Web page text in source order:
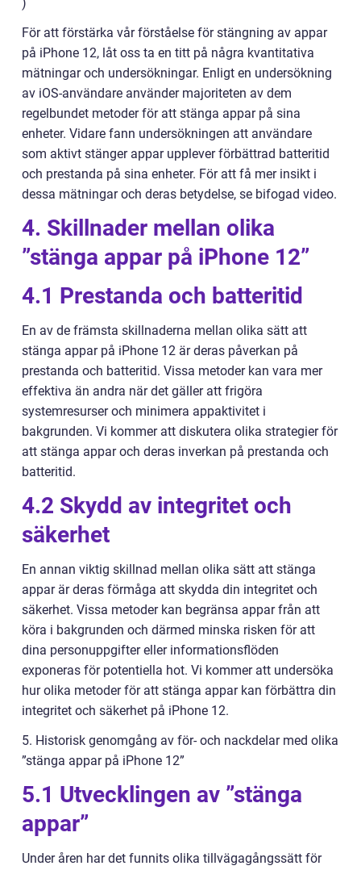
)
För att förstärka vår förståelse för stängning av appar
på iPhone 12, låt oss ta en titt på några kvantitativa
mätningar och undersökningar. Enligt en undersökning
av iOS-användare använder majoriteten av dem
regelbundet metoder för att stänga appar på sina
enheter. Vidare fann undersökningen att användare
som aktivt stänger appar upplever förbättrad batteritid
och prestanda på sina enheter. För att få mer insikt i
dessa mätningar och deras betydelse, se bifogad video.
4. Skillnader mellan olika
”stänga appar på iPhone 12”
4.1 Prestanda och batteritid
En av de främsta skillnaderna mellan olika sätt att
stänga appar på iPhone 12 är deras påverkan på
prestanda och batteritid. Vissa metoder kan vara mer
effektiva än andra när det gäller att frigöra
systemresurser och minimera appaktivitet i
bakgrunden. Vi kommer att diskutera olika strategier för
att stänga appar och deras inverkan på prestanda och
batteritid.
4.2 Skydd av integritet och
säkerhet
En annan viktig skillnad mellan olika sätt att stänga
appar är deras förmåga att skydda din integritet och
säkerhet. Vissa metoder kan begränsa appar från att
köra i bakgrunden och därmed minska risken för att
dina personuppgifter eller informationsflöden
exponeras för potentiella hot. Vi kommer att undersöka
hur olika metoder för att stänga appar kan förbättra din
integritet och säkerhet på iPhone 12.
5. Historisk genomgång av för- och nackdelar med olika
”stänga appar på iPhone 12”
5.1 Utvecklingen av ”stänga
appar”
Under åren har det funnits olika tillvägagångssätt för